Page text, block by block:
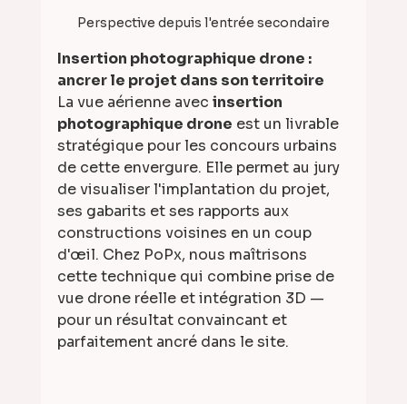
Perspective depuis l'entrée secondaire
Insertion photographique drone :
ancrer le projet dans son territoire
La vue aérienne avec insertion
photographique drone est un livrable
stratégique pour les concours urbains
de cette envergure. Elle permet au jury
de visualiser l'implantation du projet,
ses gabarits et ses rapports aux
constructions voisines en un coup
d'œil. Chez PoPx, nous maîtrisons
cette technique qui combine prise de
vue drone réelle et intégration 3D —
pour un résultat convaincant et
parfaitement ancré dans le site.